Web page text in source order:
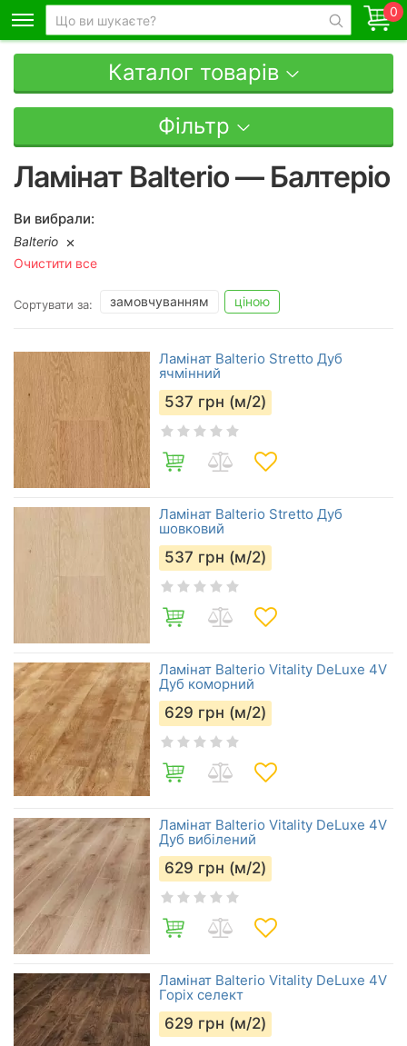
0
Каталог товарів
Фільтр
Ламінат Balterio — Балтеріо
Ви вибрали:
Balterio
Очистити все
Сортувати за: замовчуванням ціною
Ламінат Balterio Stretto Дуб
ячмінний
537 грн (м/2)
Ламінат Balterio Stretto Дуб
шовковий
537 грн (м/2)
Ламінат Balterio Vitality DeLuxe 4V
Дуб коморний
629 грн (м/2)
Ламінат Balterio Vitality DeLuxe 4V
Дуб вибілений
629 грн (м/2)
Ламінат Balterio Vitality DeLuxe 4V
Горіх селект
629 грн (м/2)